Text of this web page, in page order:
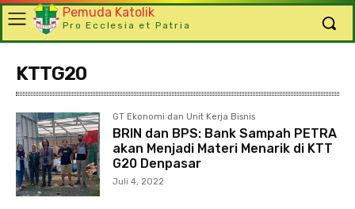
Pemuda Katolik
Pro Ecclesia et Patria
KTTG20
GT Ekonomi dan Unit Kerja Bisnis
BRIN dan BPS: Bank Sampah PETRA
akan Menjadi Materi Menarik di KTT
G20 Denpasar
Juli 4, 2022